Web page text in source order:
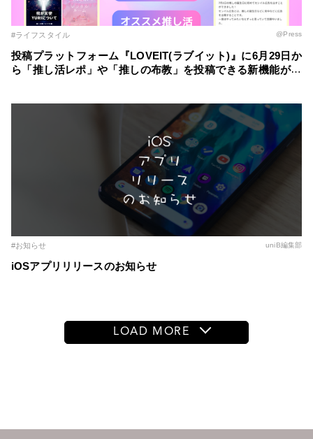
#ライフスタイル @Press
投稿プラットフォーム『LOVEIT(ラブイット)』に6月29日か
ら「推し活レポ」や「推しの布教」を投稿できる新機能が登
#お知らせ uniB編集部
iOSアプリリリースのお知らせ
LOAD MORE